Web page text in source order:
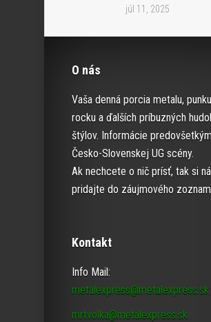
júl 11, 2025
O nás
Vaša denná porcia metalu,
rocku a ďalších príbuzných
štýlov. Informácie
Česko-Slovenskej UG scény.
Ak nechcete o nič prísť, tak si
pridajte do záujmového
Kontakt
Info Mail:
metalexpress@metalexpress.sk
mrtvolka@metalexpress.sk